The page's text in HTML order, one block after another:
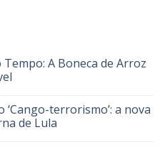
Tempo: A Boneca de Arroz
‘Cango-terrorismo’: a nova
de Lula